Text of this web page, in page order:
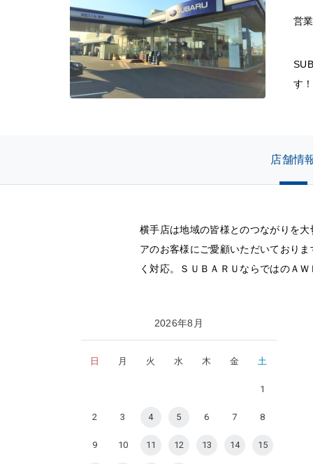
営
す
店舗情
横手店は地域の皆様とのつながりを
アのお客様にご愛顧いただいており
く対応。ＳＵＢＡＲＵならではのＡ
2026年8月
日 月 火 水 木 金 土
1
2 3 4 5 6 7 8
9 10 11 12 13 14 15